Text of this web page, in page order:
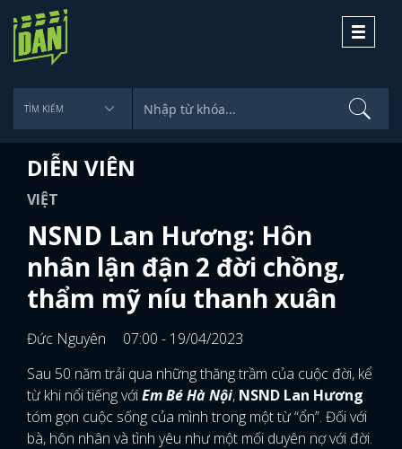
Toggle
DIỄN VIÊN
VIỆT
NSND Lan Hương: Hôn
nhân lận đận 2 đời chồng,
thẩm mỹ níu thanh xuân
Đức Nguyên
07:00 - 19/04/2023
Sau 50 năm trải qua những thăng trầm của cuộc đời, kể
từ khi nổi tiếng vớiEm Bé Hà Nội, NSND Lan Hương
tóm gọn cuộc sống của mình trong một từ “ổn”. Đối với
bà, hôn nhân và tình yêu như một mối duyên nợ với đời.